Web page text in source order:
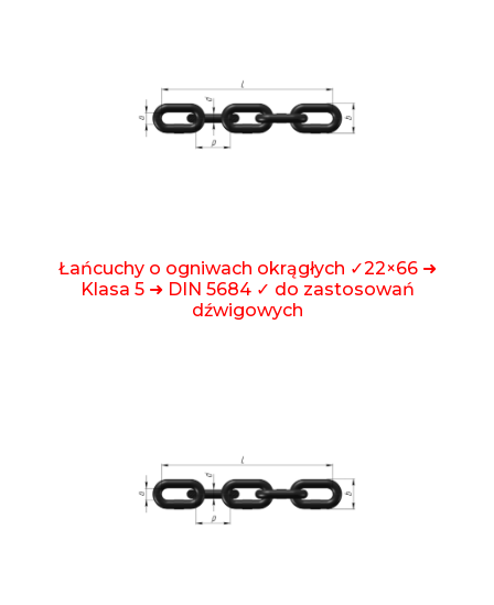
Łańcuchy o ogniwach okrągłych ✓22×66 ➜
Klasa 5 ➜ DIN 5684 ✓ do zastosowań
dźwigowych